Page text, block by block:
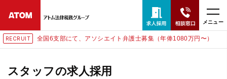
メニュー
て、アソシエイト弁護士募集（年俸1080万円〜） RECRUIT 東京にて
スタッフの求人採用
24時間365日全国対応
無料相談窓口はこちら